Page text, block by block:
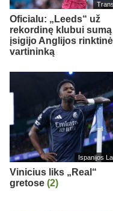
Oficialu: „Leeds“ už
rekordinę klubui sumą
įsigijo Anglijos
vartininką
Ispanijos
Vinicius liks „Real“
gretose (2)